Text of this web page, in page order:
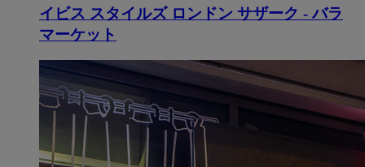
イビス スタイルズ ロンドン サザーク - バラ
マーケット